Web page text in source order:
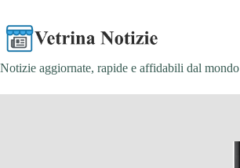
contenuto
Notizie aggiornate, rapide e affidabili dal mondo